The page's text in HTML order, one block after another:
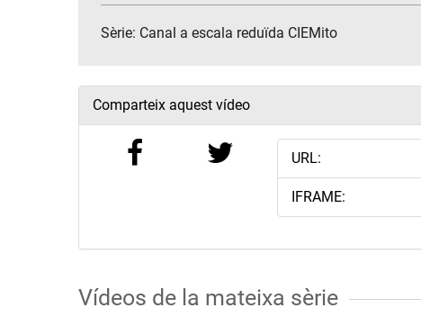
Sèrie: Canal a escala reduïda CIEMito
Comparteix aquest vídeo
URL:
IFRAME:
Vídeos de la mateixa sèrie